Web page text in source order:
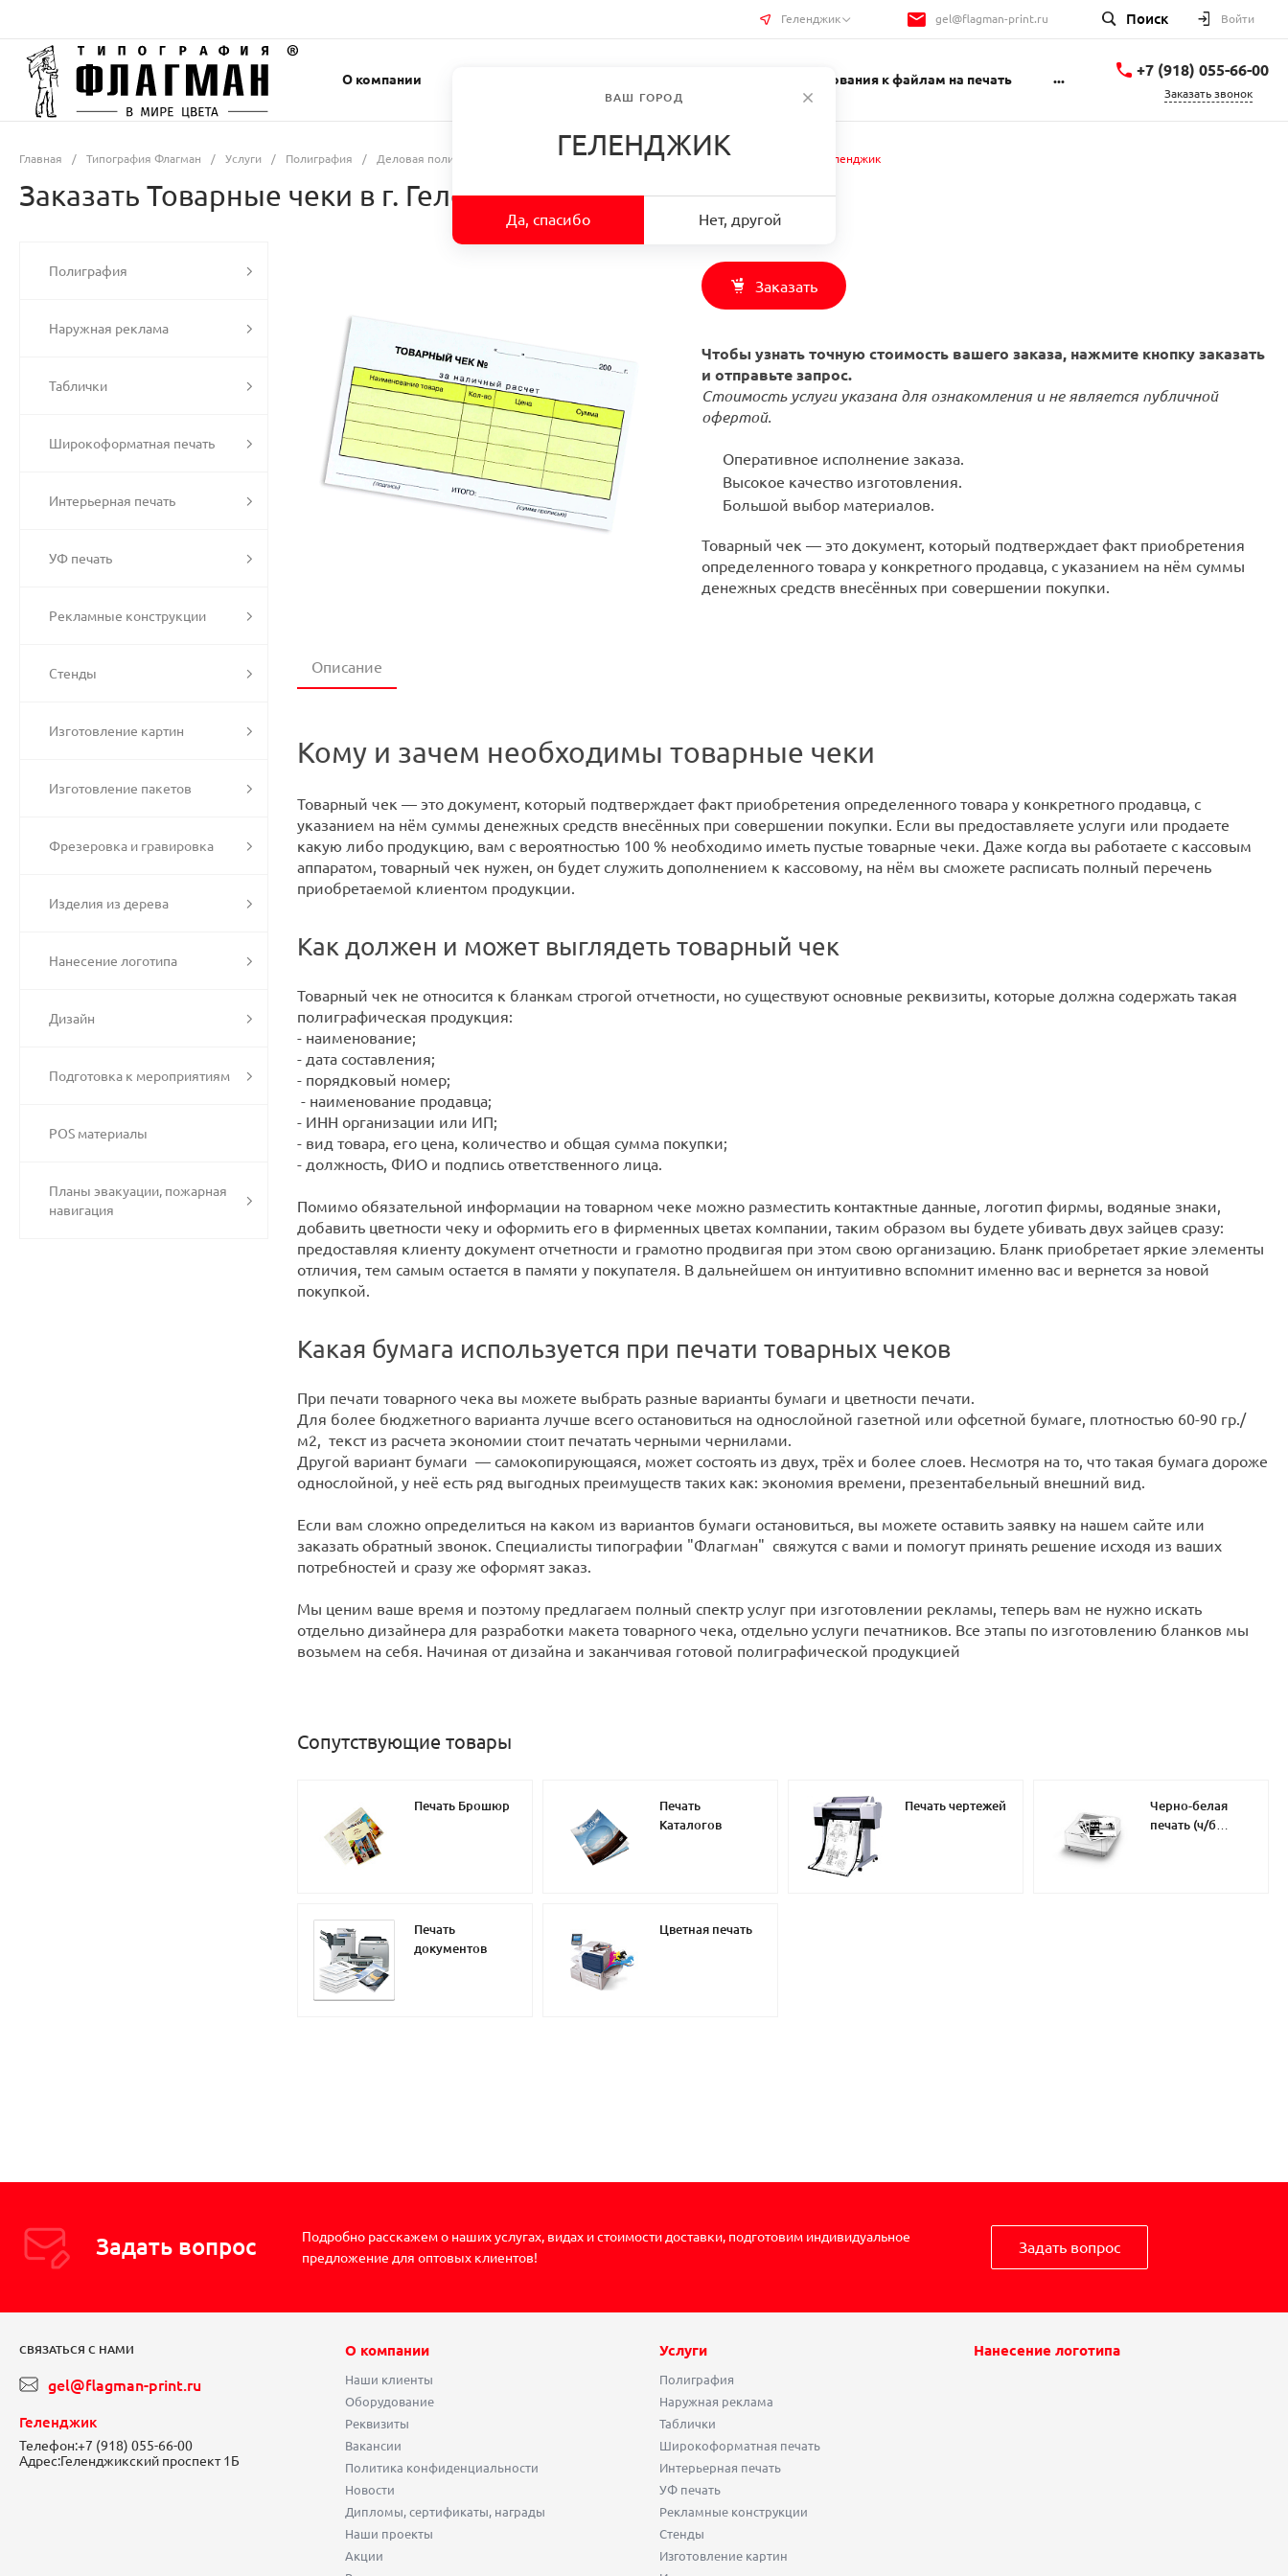
Геленджик gel@flagman-print.ru Поиск Войти
О компании Требования к файлам на печать ... +7 (918) 055-66-00
Заказать звонок
Главная / Типография Флагман / Услуги / Полиграфия / Деловая полиграфия Полиграфия для офиса / Заказать Товарные чеки в г. Геленджик
Заказать Товарные чеки в г. Геленджик
Полиграфия
Наружная реклама
Таблички
Широкоформатная печать
Интерьерная печать
УФ печать
Рекламные конструкции
Стенды
Изготовление картин
Изготовление пакетов
Фрезеровка и гравировка
Изделия из дерева
Нанесение логотипа
Дизайн
Подготовка к мероприятиям
POS материалы
Планы эвакуации, пожарная
навигация
Заказать
Чтобы узнать точную стоимость вашего заказа, нажмите кнопку заказать
и отправьте запрос.
Стоимость услуги указана для ознакомления и не является публичной
офертой.
Оперативное исполнение заказа.
Высокое качество изготовления.
Большой выбор материалов.
Товарный чек — это документ, который подтверждает факт приобретения
определенного товара у конкретного продавца, с указанием на нём суммы
денежных средств внесённых при совершении покупки.
Описание
Кому и зачем необходимы товарные чеки
Товарный чек — это документ, который подтверждает факт приобретения определенного товара у конкретного продавца, с
указанием на нём суммы денежных средств внесённых при совершении покупки. Если вы предоставляете услуги или продаете
какую либо продукцию, вам с вероятностью 100 % необходимо иметь пустые товарные чеки. Даже когда вы работаете с кассовым
аппаратом, товарный чек нужен, он будет служить дополнением к кассовому, на нём вы сможете расписать полный перечень
приобретаемой клиентом продукции.
Как должен и может выглядеть товарный чек
Товарный чек не относится к бланкам строгой отчетности, но существуют основные реквизиты, которые должна содержать такая
полиграфическая продукция:
- наименование;
- дата составления;
- порядковый номер;
- наименование продавца;
- ИНН организации или ИП;
- вид товара, его цена, количество и общая сумма покупки;
- должность, ФИО и подпись ответственного лица.
Помимо обязательной информации на товарном чеке можно разместить контактные данные, логотип фирмы, водяные знаки,
добавить цветности чеку и оформить его в фирменных цветах компании, таким образом вы будете убивать двух зайцев сразу:
предоставляя клиенту документ отчетности и грамотно продвигая при этом свою организацию. Бланк приобретает яркие элементы
отличия, тем самым остается в памяти у покупателя. В дальнейшем он интуитивно вспомнит именно вас и вернется за новой
покупкой.
Какая бумага используется при печати товарных чеков
При печати товарного чека вы можете выбрать разные варианты бумаги и цветности печати.
Для более бюджетного варианта лучше всего остановиться на однослойной газетной или офсетной бумаге, плотностью 60-90 гр./
м2, текст из расчета экономии стоит печатать черными чернилами.
Другой вариант бумаги — самокопирующаяся, может состоять из двух, трёх и более слоев. Несмотря на то, что такая бумага дороже
однослойной, у неё есть ряд выгодных преимуществ таких как: экономия времени, презентабельный внешний вид.
Если вам сложно определиться на каком из вариантов бумаги остановиться, вы можете оставить заявку на нашем сайте или
заказать обратный звонок. Специалисты типографии "Флагман" свяжутся с вами и помогут принять решение исходя из ваших
потребностей и сразу же оформят заказ.
Мы ценим ваше время и поэтому предлагаем полный спектр услуг при изготовлении рекламы, теперь вам не нужно искать
отдельно дизайнера для разработки макета товарного чека, отдельно услуги печатников. Все этапы по изготовлению бланков мы
возьмем на себя. Начиная от дизайна и заканчивая готовой полиграфической продукцией
Сопутствующие товары
Печать Брошюр
Печать
Каталогов
Печать чертежей
Черно-белая
печать (ч/б
Печать
документов
Цветная печать
Задать вопрос
Подробно расскажем о наших услугах, видах и стоимости доставки, подготовим индивидуальное
предложение для оптовых клиентов!
Задать вопрос
СВЯЗАТЬСЯ С НАМИ
gel@flagman-print.ru
Геленджик
Телефон:+7 (918) 055-66-00
Адрес:Геленджикский проспект 1Б
О компании
Наши клиенты
Оборудование
Реквизиты
Вакансии
Политика конфиденциальности
Новости
Дипломы, сертификаты, награды
Наши проекты
Акции
Услуги
Полиграфия
Наружная реклама
Таблички
Широкоформатная печать
Интерьерная печать
УФ печать
Рекламные конструкции
Стенды
Изготовление картин
Нанесение логотипа
ВАШ ГОРОД
ГЕЛЕНДЖИК
Да, спасибо Нет, другой